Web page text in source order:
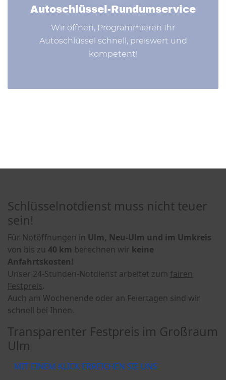
Autoschlüssel-Rundumservice
Wir öffnen, Programmieren Ihr
Autoschlüssel schnell, preiswert und
kompetent!
Schlüsselnotdienst muss nicht teuer
sein!
Für Notöffnungen in Ulm, Neu-Ulm und im Umkreis
von bis zu 40 km berechnen wir keine
Anfahrtskosten!
Unser 24-Stunden-Notdienst arbeitet zum fairen
Festpreis.
Auch am Wochenende oder an Feiertagen sind wir
schnell bei Ihnen.
Transparenter Festpreis im Großraum
Ulm
MIT EINEM KLICK ERREICHEN SIE UNS